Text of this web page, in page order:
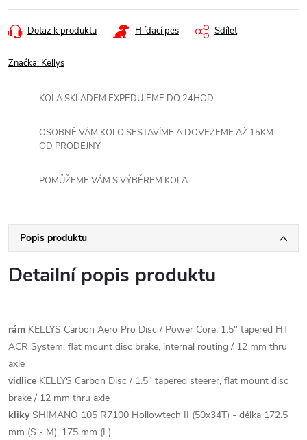
Dotaz k produktu Hlídací pes Sdílet
Značka: Kellys
KOLA SKLADEM EXPEDUJEME DO 24HOD
OSOBNĚ VÁM KOLO SESTAVÍME A DOVEZEME AŽ 15KM
OD PRODEJNY
POMŮŽEME VÁM S VÝBĚREM KOLA
Popis produktu
Detailní popis produktu
rám KELLYS Carbon Aero Pro Disc / Power Core, 1.5" tapered HT
ACR System, flat mount disc brake, internal routing / 12 mm thru
axle
vidlice KELLYS Carbon Disc / 1.5" tapered steerer, flat mount disc
brake / 12 mm thru axle
klikySHIMANO 105 R7100 Hollowtech II (50x34T) - délka 172.5
mm (S - M), 175 mm (L)